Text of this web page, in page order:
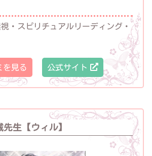
・スピリチュアルリーディング・
を見る 公式サイト
先生【ウィル】